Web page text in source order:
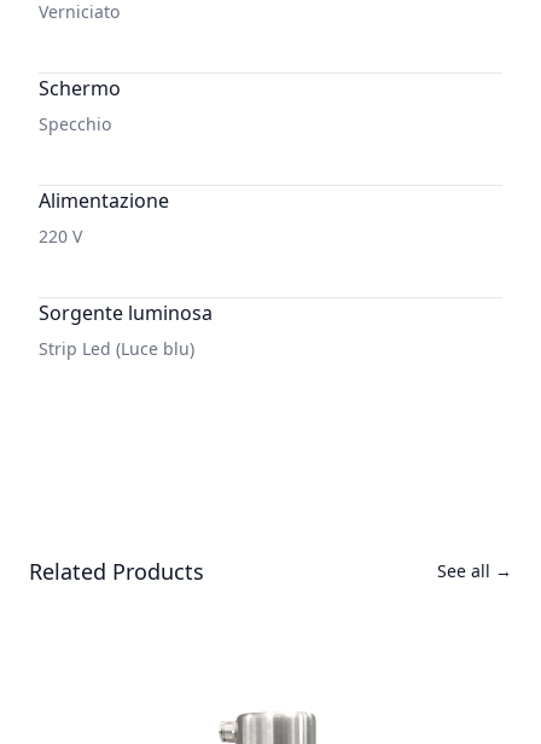
Verniciato
Schermo
Specchio
Alimentazione
220 V
Sorgente luminosa
Strip Led (Luce blu)
Related Products See all →